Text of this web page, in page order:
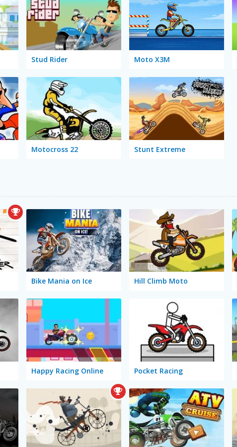
Stud Rider Moto X3M
Motocross 22 Stunt Extreme
Bike Mania on Ice Hill Climb Moto
Happy Racing Online Pocket Racing